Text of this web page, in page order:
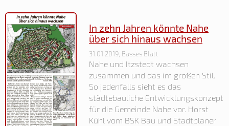
In zehn Jahren könnte Nahe
über sich hinaus wachsen
31.01.2019, Basses Blatt
Nahe und Itzstedt wachsen
zusammen und das im großen Stil.
So jedenfalls sieht es das
städtebauliche Entwicklungskonzept
für die Gemeinde Nahe vor. Horst
Kühl vom BSK Bau und Stadtplaner